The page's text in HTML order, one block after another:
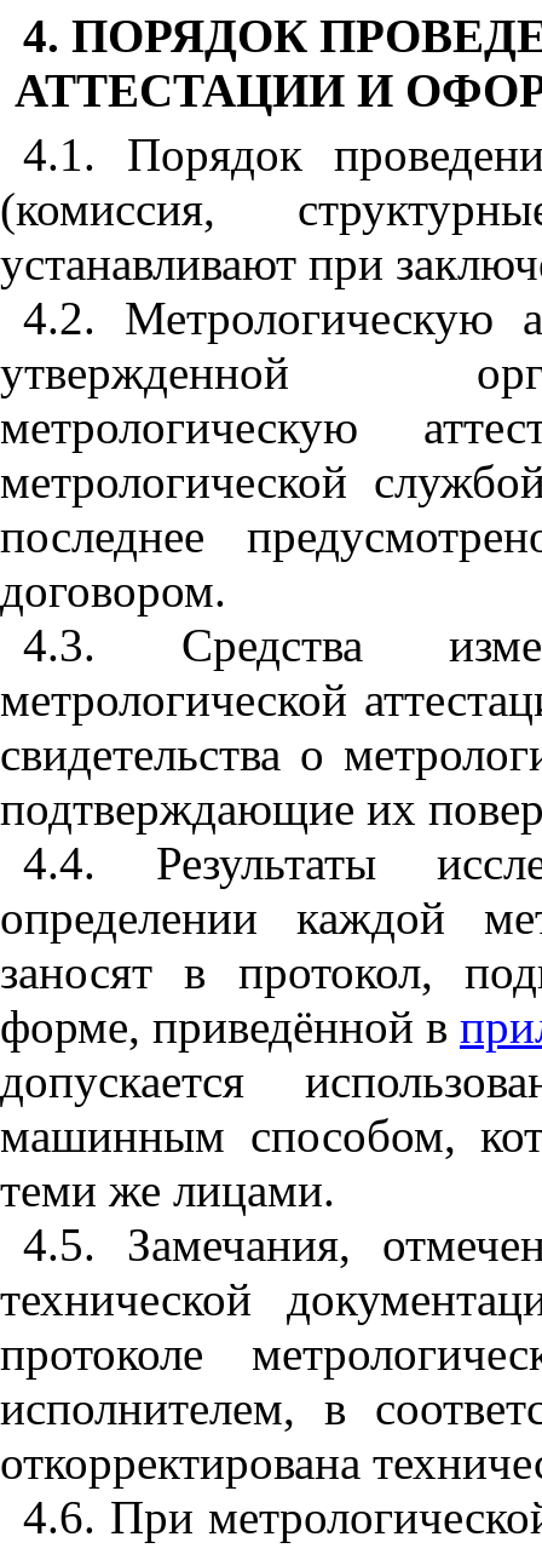
4. ПОРЯДОК
АТТЕСТАЦИИ И
4.1. Порядок
(комиссия,
устанавливают при
4.2. Метрологическую
утвержденной
метрологическую
метрологической
последнее
договором.
4.3. Средства
метрологической
свидетельства о
подтверждающие их
4.4. Результаты
определении каждой
заносят в протокол,
форме, приведённой в
допускается
машинным способом,
теми же лицами.
4.5. Замечания,
технической
протоколе
исполнителем, в
откорректирована
4.6. При